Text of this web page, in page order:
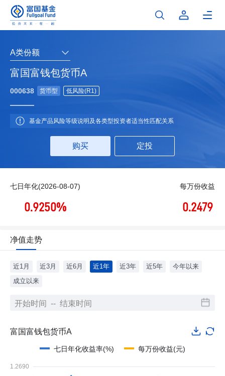
富国富钱包货币A
A类份额
000638 货币型 低风险(R1)
基金产品风险等级说明及各类型投资者适当性匹配关系
购买 定投
七日年化(2026-08-07)
0.9250%
每万份收益
0.2479
净值走势
近1月 近3月 近6月 近1年 近3年 近5年
今年以来
成立以来
富国富钱包货币A
七日年化收益率(%) 每万份收益(元)